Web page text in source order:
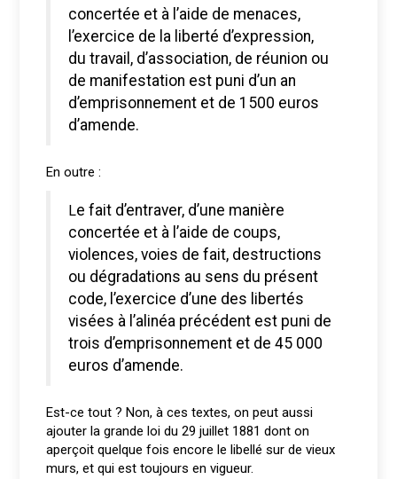
concertée et à l’aide de menaces,
l’exercice de la liberté d’expression,
du travail, d’association, de réunion ou
de manifestation est puni d’un an
d’emprisonnement et de 1500 euros
d’amende.
En outre :
Le fait d’entraver, d’une manière
concertée et à l’aide de coups,
violences, voies de fait, destructions
ou dégradations au sens du présent
code, l’exercice d’une des libertés
visées à l’alinéa précédent est puni de
trois d’emprisonnement et de 45 000
euros d’amende.
Est-ce tout ? Non, à ces textes, on peut aussi
ajouter la grande loi du 29 juillet 1881 dont on
aperçoit quelque fois encore le libellé sur de vieux
murs, et qui est toujours en vigueur.